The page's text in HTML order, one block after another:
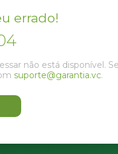
errado!
não está disponível.
suporte@garantia.vc.